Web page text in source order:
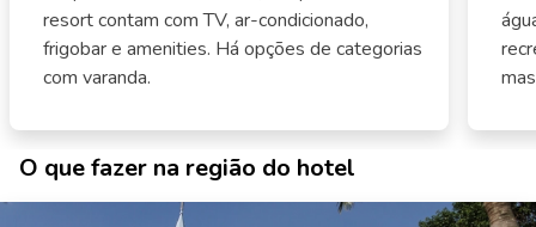
resort contam com TV, ar-condicionado,
frigobar e amenities. Há opções de categorias
com varanda.
O que fazer na região do hotel